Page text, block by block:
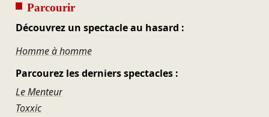
Parcourir
Découvrez un spectacle au hasard :
Homme à homme
Parcourez les derniers spectacles :
Le Menteur
Toxxic